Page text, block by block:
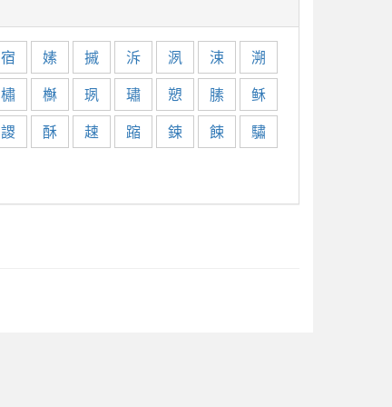
宿 嫊 摵 泝 洬 涑
溯
橚 櫯 珟 璛 愬 膆
稣
謖 酥 趚 蹜 鋉 餗
驌